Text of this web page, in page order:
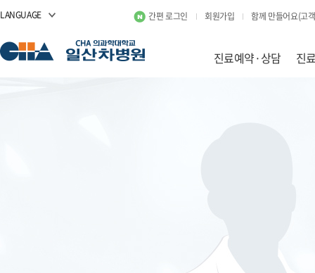
LANGUAGE 간편 로그인 회원가입 함께 만들어요(고
진료예약·상담 진